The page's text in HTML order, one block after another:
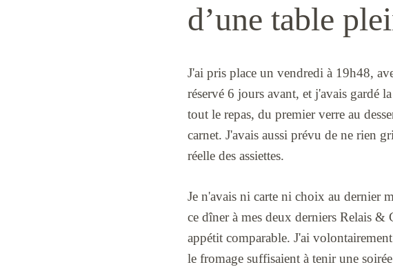
d’une table
J'ai pris place un vendredi à 19h48,
réservé 6 jours avant, et j'avais gardé
tout le repas, du premier verre au
carnet. J'avais aussi prévu de ne rien
réelle des assiettes.
Je n'avais ni carte ni choix au dernier
ce dîner à mes deux derniers Relais &
appétit comparable. J'ai
le fromage suffisaient à tenir une